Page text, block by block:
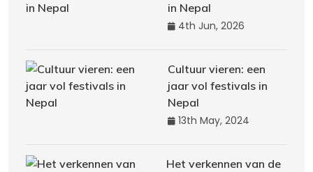
in Nepal
4th Jun, 2026
Cultuur vieren: een
jaar vol festivals in
Nepal
13th May, 2024
Het verkennen van de